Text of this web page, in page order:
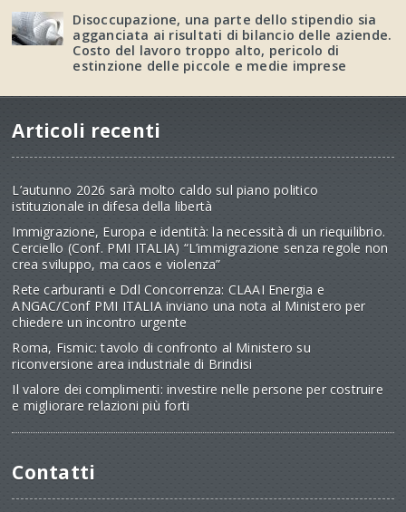
Disoccupazione, una parte dello stipendio sia
agganciata ai risultati di bilancio delle aziende.
Costo del lavoro troppo alto, pericolo di
estinzione delle piccole e medie imprese
Articoli recenti
L’autunno 2026 sarà molto caldo sul piano politico
istituzionale in difesa della libertà
Immigrazione, Europa e identità: la necessità di un riequilibrio.
Cerciello (Conf. PMI ITALIA) “L’immigrazione senza regole non
crea sviluppo, ma caos e violenza”
Rete carburanti e Ddl Concorrenza: CLAAI Energia e
ANGAC/Conf PMI ITALIA inviano una nota al Ministero per
chiedere un incontro urgente
Roma, Fismic: tavolo di confronto al Ministero su
riconversione area industriale di Brindisi
Il valore dei complimenti: investire nelle persone per costruire
e migliorare relazioni più forti
Contatti